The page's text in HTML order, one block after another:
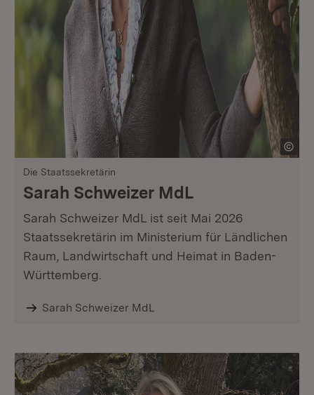
Die Staatssekretärin
Sarah Schweizer MdL
Sarah Schweizer MdL ist seit Mai 2026
Staatssekretärin im Ministerium für Ländlichen
Raum, Landwirtschaft und Heimat in Baden-
Württemberg.
Sarah Schweizer MdL